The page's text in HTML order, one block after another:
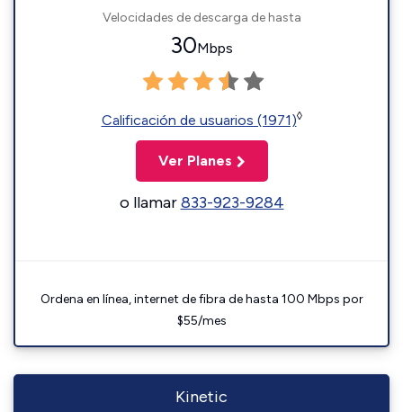
Velocidades de descarga de hasta
30Mbps
Calificación de usuarios (1971)◊
Ver Planes
o llamar833-923-9284
Ordena en línea, internet de fibra de hasta 100 Mbps por
$55/mes
Kinetic